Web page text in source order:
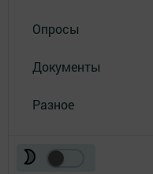
Опросы
Документы
Разное